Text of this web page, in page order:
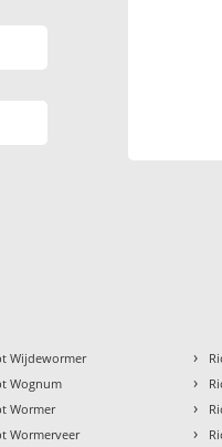
Wijdewormer
Wognum
Wormer
Wormerveer
›
›
›
›